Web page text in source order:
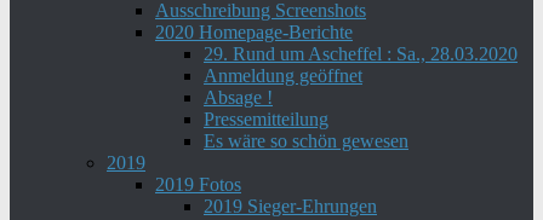
Ausschreibung Screenshots
2020 Homepage-Berichte
29. Rund um Ascheffel : Sa., 28.03.2020
Anmeldung geöffnet
Absage !
Pressemitteilung
Es wäre so schön gewesen
2019
2019 Fotos
2019 Sieger-Ehrungen